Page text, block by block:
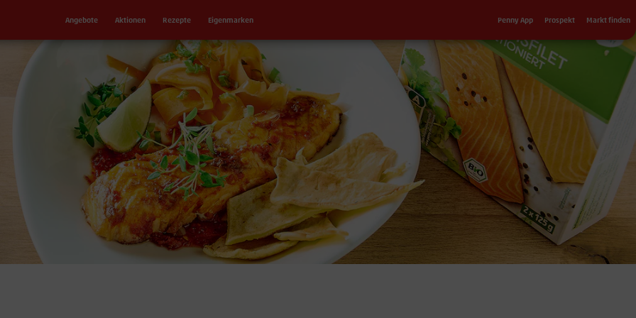
Angebote Aktionen Rezepte Eigenmarken Sekundärnavigation
Penny App Prospekt Markt finden